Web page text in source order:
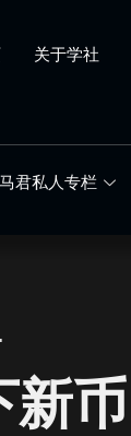
关于学社
君私人专栏
新币